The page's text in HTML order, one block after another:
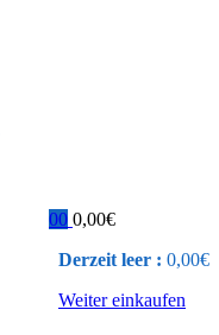
0 0,00€
Derzeit leer : 0,00€
Weiter einkaufen
0